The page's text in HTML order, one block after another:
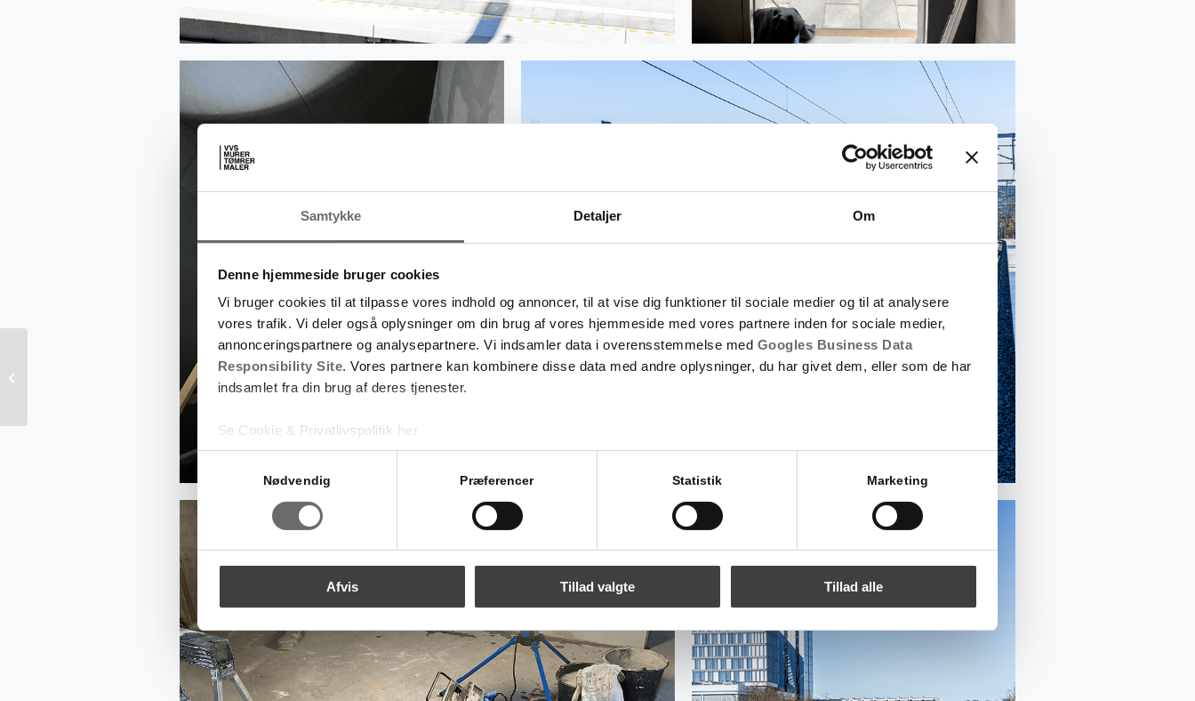
Samtykke Detaljer Om
Denne hjemmeside bruger cookies
Vi bruger cookies til at tilpasse vores indhold og annoncer, til at vise dig funktioner til sociale medier og til at analysere
vores trafik. Vi deler også oplysninger om din brug af vores hjemmeside med vores partnere inden for sociale medier,
annonceringspartnere og analysepartnere. Vi indsamler data i overensstemmelse med Googles Business Data
Responsibility Site. Vores partnere kan kombinere disse data med andre oplysninger, du har givet dem, eller som de har
indsamlet fra din brug af deres tjenester.
Se Cookie & Privatlivspolitik
Nødvendig Præferencer Statistik Marketing
Afvis Tillad valgte Tillad alle